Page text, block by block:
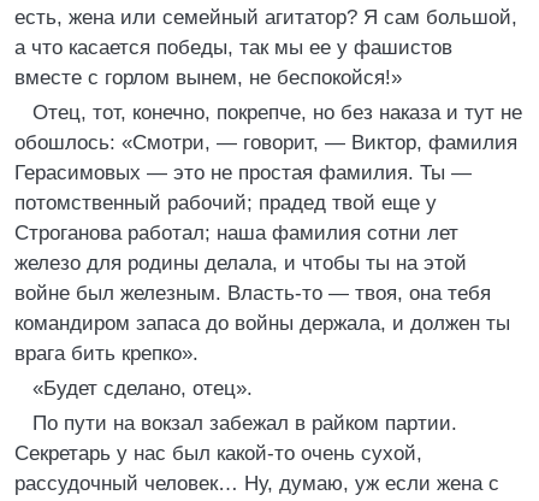
есть, жена или семейный агитатор? Я сам большой,
а что касается победы, так мы ее у фашистов
вместе с горлом вынем, не беспокойся!»
Отец, тот, конечно, покрепче, но без наказа и тут не
обошлось: «Смотри, — говорит, — Виктор, фамилия
Герасимовых — это не простая фамилия. Ты —
потомственный рабочий; прадед твой еще у
Строганова работал; наша фамилия сотни лет
железо для родины делала, и чтобы ты на этой
войне был железным. Власть-то — твоя, она тебя
командиром запаса до войны держала, и должен ты
врага бить крепко».
«Будет сделано, отец».
По пути на вокзал забежал в райком партии.
Секретарь у нас был какой-то очень сухой,
рассудочный человек… Ну, думаю, уж если жена с